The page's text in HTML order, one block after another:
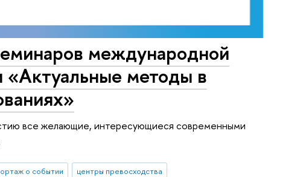
международной
«Актуальные методы в
все желающие, интересующиеся современными
о событии центры превосходства